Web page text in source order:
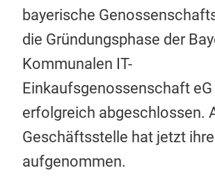
bayerische
die Gründungsphase der
Kommunalen IT-
Einkaufsgenossenschaft eG
erfolgreich abgeschlossen.
Geschäftsstelle hat jetzt
aufgenommen.